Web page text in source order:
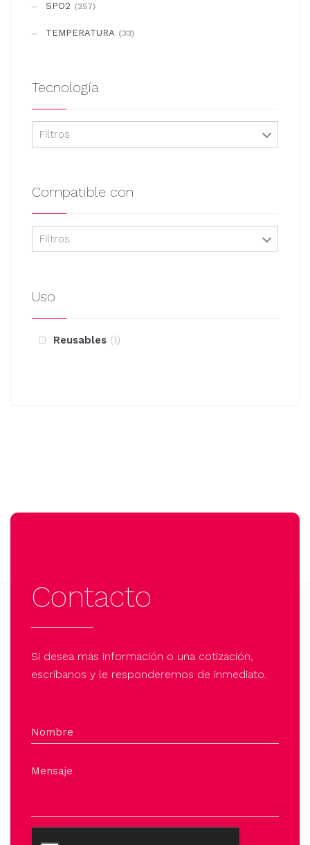
página
de
SPO2 (257)
TEMPERATURA (33)
Tecnología
Filtros
Compatible con
Filtros
Uso
Reusables 1
Contacto
Si desea más información o una cotización,
escríbanos y le responderemos de inmediato.
Nombre
Mensaje